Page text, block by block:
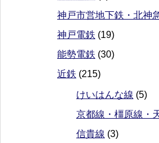
神戸市営地下鉄・北神
神戸電鉄 (19)
能勢電鉄 (30)
近鉄 (215)
けいはんな線 (5)
京都線・橿原線・
信貴線 (3)